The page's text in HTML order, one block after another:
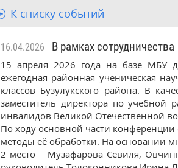
К списку событий
16.04.2026 В рамках сотрудничества
15 апреля 2026 года на базе МБУ
ежегодная районная ученическая
классов Бузулукского района. В
заместитель директора по учебной
инвалидов Великой Отечественной
По ходу основной части
методы её обработки. На основании
2 место – Музафарова Севиля,